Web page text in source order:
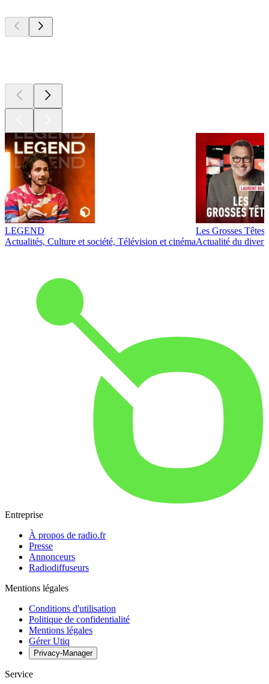
LEGEND
Actualités, Culture et société, Télévision et cinéma
Les Grosses Têtes
Actualité du
Entreprise
À propos de radio.fr
Presse
Annonceurs
Radiodiffuseurs
Mentions légales
Conditions d'utilisation
Politique de confidentialité
Mentions légales
Gérer Utiq
Privacy-Manager
Service